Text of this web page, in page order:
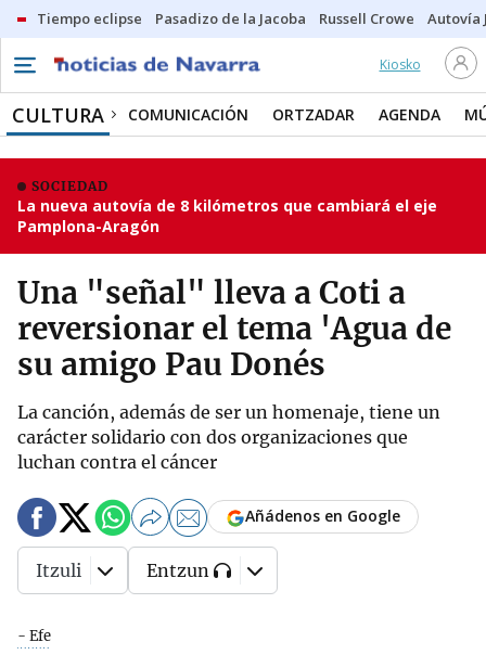
Tiempo eclipse Pasadizo de la Jacoba Russell Crowe Autovía
Kiosko
CULTURA COMUNICACIÓN ORTZADAR AGENDA
SOCIEDAD
La nueva autovía de 8 kilómetros que cambiará el eje
Pamplona-Aragón
Una "señal" lleva a Coti a
reversionar el tema 'Agua de
su amigo Pau Donés
La canción, además de ser un homenaje, tiene un
carácter solidario con dos organizaciones que
luchan contra el cáncer
- Efe
Añádenos en Google
Itzuli Entzun